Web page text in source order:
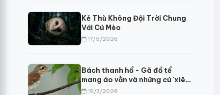
Kẻ Thù Không Đội Trời Chung
Với Cú Mèo
17/5/2026
Bách thanh hổ - Gã đồ tể
mang áo vằn và những cú 'xiên'
mồi đáng sợ?
19/3/2026